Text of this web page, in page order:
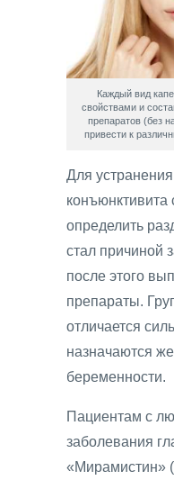
Каждый вид
свойствами и
препаратов (без
привести к
Для
конъюнктивита
определить
стал причиной
после этого
препараты.
отличается
назначаются
беременности.
Пациентам с
заболевания
«Мирамистин»